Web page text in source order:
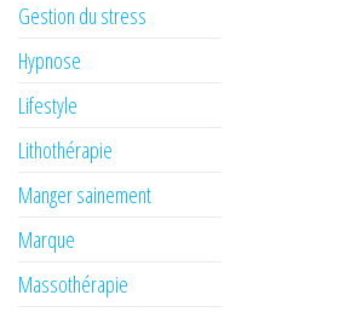
Gestion du stress
Hypnose
Lifestyle
Lithothérapie
Manger sainement
Marque
Massothérapie